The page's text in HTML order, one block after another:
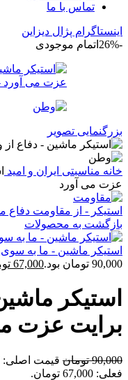
تماس با ما
اینستاگرام پژال دیزاین
-26%
اتمام موجودی
بزرگنمایی تصویر
خانه مناسبتی ایران و امید
عزت می آورد
استیکر - از مقاومت دفاع
بازگشت به محصولات
استیکر ماشین - ما به
90,000 تومان بود.
67,000
استیکر
برایت عزت
90,000 تومان قیمت اصلی: 90,000 تومان بود.
فعلی: 67,000 تومان.